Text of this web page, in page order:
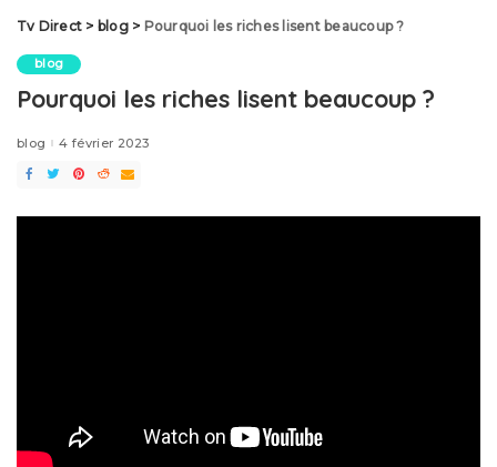
Tv Direct > blog> Pourquoi les riches lisent beaucoup ?
blog
Pourquoi les riches lisent beaucoup ?
blog 4 février 2023